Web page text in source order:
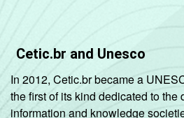
Cetic.br and Unesco
In 2012, Cetic.br became a
the first of its kind dedicated to the
information and knowledge